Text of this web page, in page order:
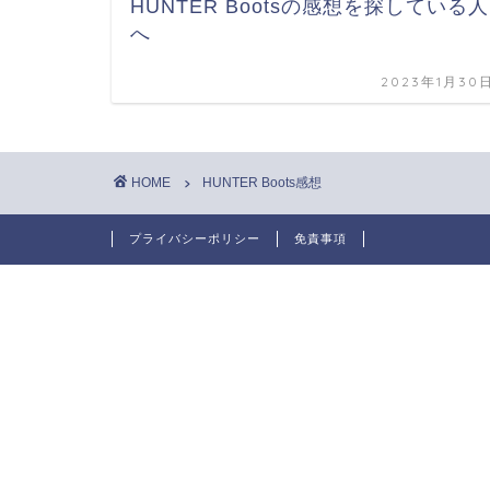
HUNTER Bootsの感想を探している人
へ
2023年1月30
HOME HUNTER Boots感想
プライバシーポリシー 免責事項